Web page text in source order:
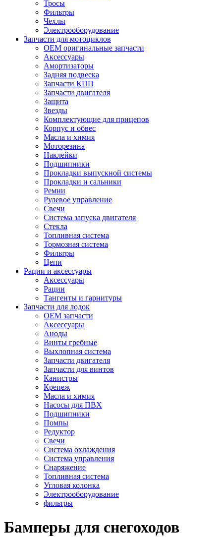
Тросы
Фильтры
Чехлы
Электрооборудование
Запчасти для мотоциклов
OEM оригинальные запчасти
Аксессуары
Амортизаторы
Задняя подвеска
Запчасти КПП
Запчасти двигателя
Защита
Звезды
Комплектующие для прицепов
Корпус и обвес
Масла и химия
Моторезина
Наклейки
Подшипники
Прокладки выпускной системы
Прокладки и сальники
Ремни
Рулевое управление
Свечи
Система запуска двигателя
Стекла
Топливная система
Тормозная система
Фильтры
Цепи
Рации и аксессуары
Аксессуары
Рации
Тангенты и гарнитуры
Запчасти для лодок
OEM запчасти
Аксессуары
Аноды
Винты гребные
Выхлопная система
Запчасти двигателя
Запчасти для винтов
Канистры
Крепеж
Масла и химия
Насосы для ПВХ
Подшипники
Помпы
Редуктор
Свечи
Система охлаждения
Система управления
Снаряжение
Топливная система
Угловая колонка
Электрооборудование
фильтры
Бамперы для снегоходов